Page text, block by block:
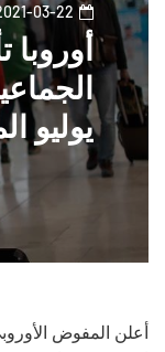
03-22
أوروبا
يوليو
أعلن المفوض